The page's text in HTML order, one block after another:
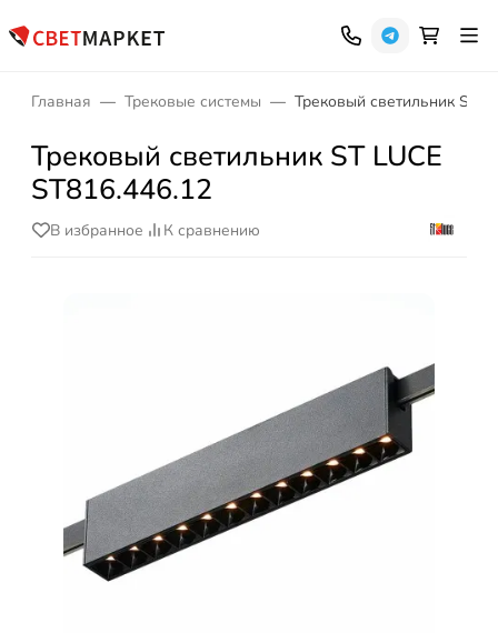
Главная Трековые системы Трековый светильник ST
Трековый светильник ST LUCE
ST816.446.12
В избранное К сравнению